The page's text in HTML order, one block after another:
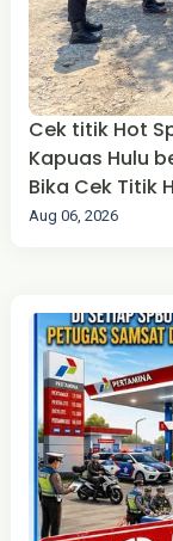
Cek titik Hot
Kapuas Hulu
Bika Cek Titik
Kecamatan
Aug 06, 2026